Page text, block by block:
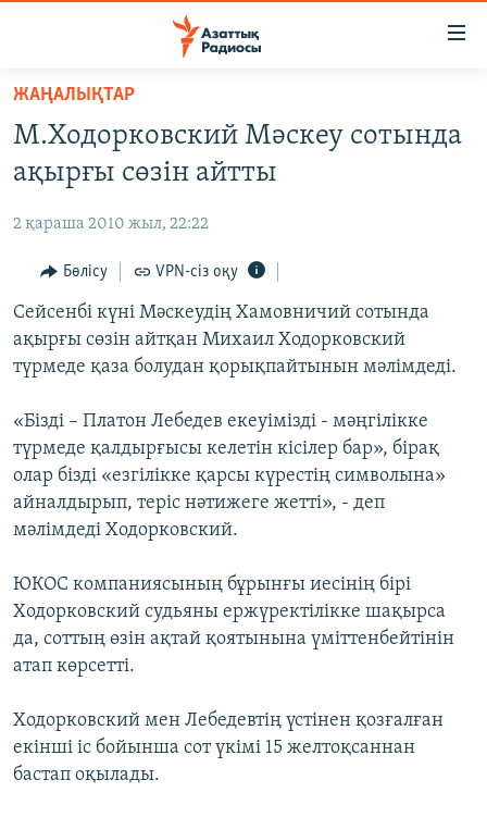
Skip
main
content
to
Navigation
Skip
to
Search
САЯСАТ
AZATTYQTV
ҚАҢТАР ОҚИҒАСЫ
АДАМ ҚҰҚЫҚТАРЫ
ӘЛЕУМЕТ
ӘЛЕМ
Русский
ЖАЗЫЛЫҢЫЗ
Басқа тілдерде
ЖАҢАЛЫҚТАР
М.Ходорковский Мәскеу сотында
ақырғы сөзін айтты
2 қараша 2010 жыл, 22:22
Бөлісу VPN-сіз оқу
Сейсенбі күні Мәскеудің Хамовничий сотында
ақырғы сөзін айтқан Михаил Ходорковский
түрмеде қаза болудан қорықпайтынын мәлімдеді.
«Бізді – Платон Лебедев екеуімізді - мәңгілікке
түрмеде қалдырғысы келетін кісілер бар», бірақ
олар бізді «езгілікке қарсы күрестің символына»
айналдырып, теріс нәтижеге жетті», - деп
мәлімдеді Ходорковский.
ЮКОС компаниясының бұрынғы иесінің бірі
Ходорковский судьяны ержүректілікке шақырса
да, соттың өзін ақтай қоятынына үміттенбейтінін
атап көрсетті.
Ходорковский мен Лебедевтің үстінен қозғалған
екінші іс бойынша сот үкімі 15 желтоқсаннан
бастап оқылады.